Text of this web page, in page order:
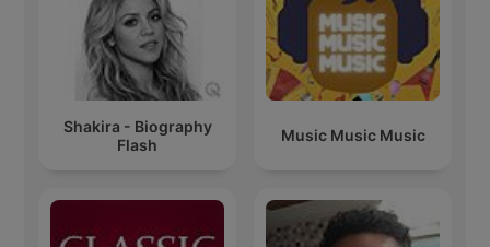
Shakira - Biography
Flash
Music Music Music